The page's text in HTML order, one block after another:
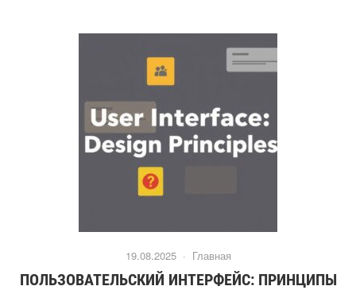
19.08.2025 · Главная
ПОЛЬЗОВАТЕЛЬСКИЙ ИНТЕРФЕЙС: ПРИНЦИПЫ